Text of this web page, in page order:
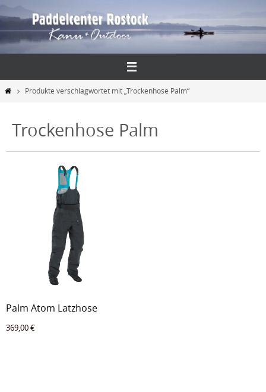
Inhalt
springen
StartProdukte verschlagwortet mit „Trockenhose Palm“
Trockenhose Palm
Palm Atom Latzhose
369,00€